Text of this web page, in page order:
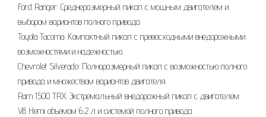
Ford Ranger: Среднеразмерный пикап с мощным двигателем и
выбором вариантов полного привода.
Toyota Tacoma: Компактный пикап с превосходными внедорожными
возможностями и надежностью.
Chevrolet Silverado: Полноразмерный пикап с возможностью полного
привода и множеством вариантов двигателя.
Ram 1500 TRX: Экстремальный внедорожный пикап с двигателем
V8 Hemi объемом 6,2 л и системой полного привода.